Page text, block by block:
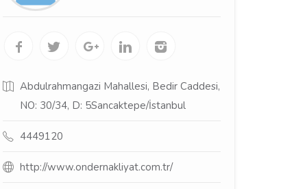
Abdulrahmangazi Mahallesi, Bedir Caddesi,
NO: 30/34, D: 5Sancaktepe/İstanbul
4449120
http://www.ondernakliyat.com.tr/